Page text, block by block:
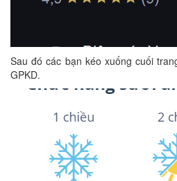
Sau đó các bạn kéo xuống cuối
GPKD.